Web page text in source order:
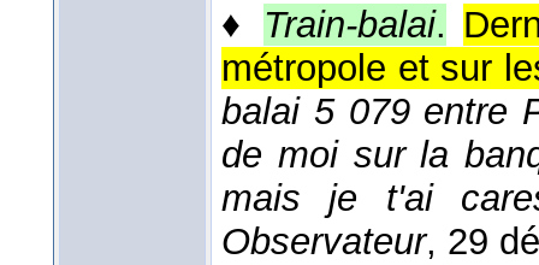
♦ Train-balai.
métropole et sur
balai 5 079 entre
de moi sur la
mais je t'ai
Observateur, 29